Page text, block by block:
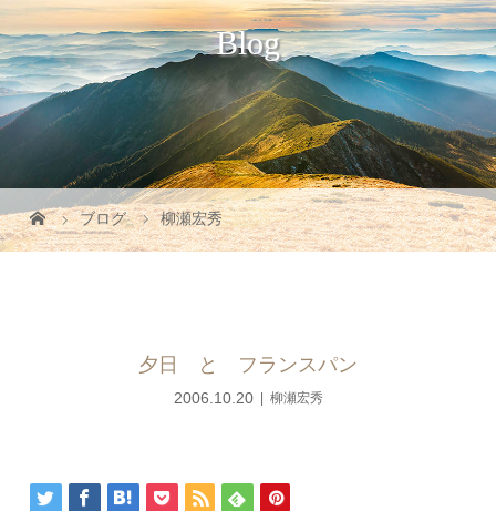
Blog
ブログ 柳瀬宏秀
夕日 と フランスパン
2006.10.20 柳瀬宏秀